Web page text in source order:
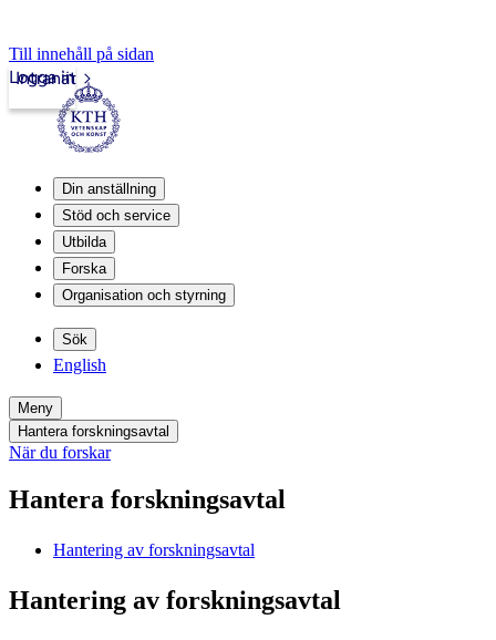
Till innehåll på sidan
Intranät
Logga in
Din anställning
Stöd och service
Utbilda
Forska
Organisation och styrning
Sök
English
Meny
Hantera forskningsavtal
När du forskar
Hantera forskningsavtal
Hantering av forskningsavtal
Hantering av forskningsavtal